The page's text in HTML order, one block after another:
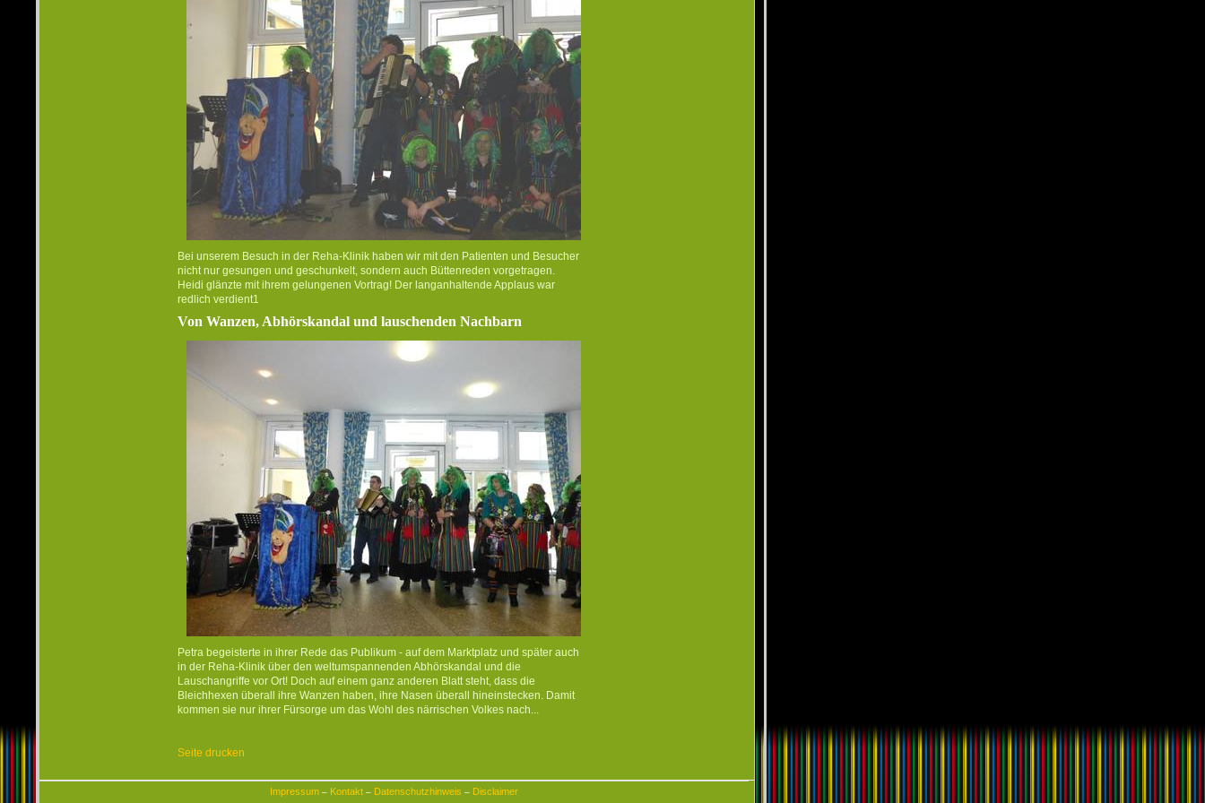
Bei unserem Besuch in der Reha-Klinik haben wir mit den Patienten und Besucher
nicht nur gesungen und geschunkelt, sondern auch Büttenreden vorgetragen.
Heidi glänzte mit ihrem gelungenen Vortrag! Der langanhaltende Applaus war
redlich verdient1
Von Wanzen, Abhörskandal und lauschenden Nachbarn
Petra begeisterte in ihrer Rede das Publikum - auf dem Marktplatz und später auch
in der Reha-Klinik über den weltumspannenden Abhörskandal und die
Lauschangriffe vor Ort! Doch auf einem ganz anderen Blatt steht, dass die
Bleichhexen überall ihre Wanzen haben, ihre Nasen überall hineinstecken. Damit
kommen sie nur ihrer Fürsorge um das Wohl des närrischen Volkes nach...
Seite drucken
Impressum – Kontakt – Datenschutzhinweis – Disclaimer